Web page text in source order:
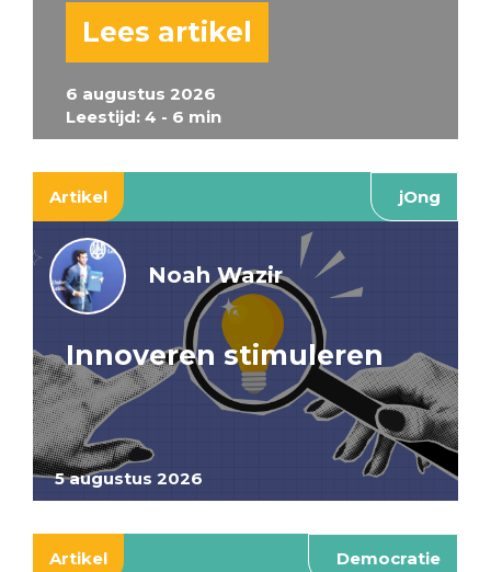
6 augustus 2026
Leestijd: 4 - 6 min
Lees artikel
Artikel jOng
5 augustus 2026
Noah Wazir
Innoveren stimuleren
Artikel Democratie